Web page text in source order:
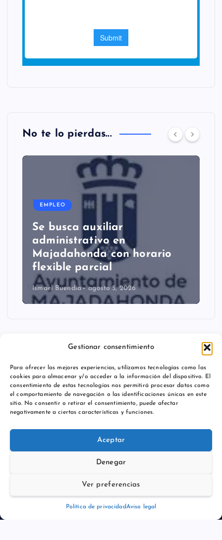
Gestionar consentimiento
Para ofrecer las mejores experiencias, utilizamos tecnologías como las
cookies para almacenar y/o acceder a la información del dispositivo. El
consentimiento de estas tecnologías nos permitirá procesar datos como
el comportamiento de navegación o las identificaciones únicas en este
sitio. No consentir o retirar el consentimiento, puede afectar
negativamente a ciertas características y funciones.
Aceptar
Denegar
Ver preferencias
Política de privacidadAviso legal
No te lo pierdas...
EMPLEO
Se busca auxiliar
administrativo en
Majadahonda con horario
flexible parcial
Ismael Buendía agosto 5, 2026
Aviso legal
Copyright © 2026 Actualidadmajadahonda.es | Powered by